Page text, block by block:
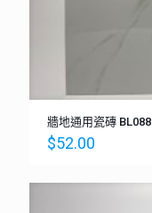
牆地通用瓷磚 BL088
$52.00